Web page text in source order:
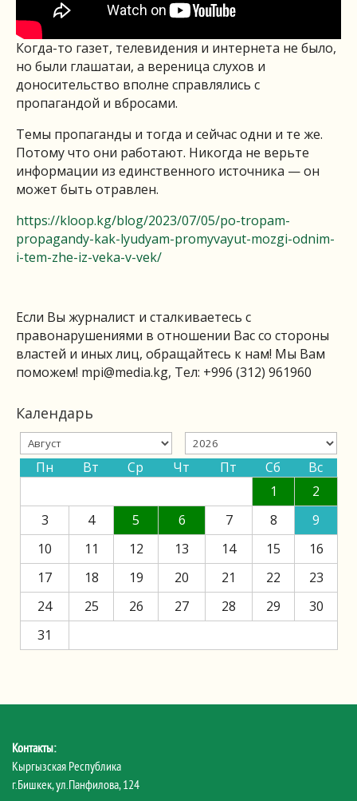
Когда-то газет, телевидения и интернета не было,
но были глашатаи, а вереница слухов и
доносительство вполне справлялись с
пропагандой и вбросами.
Темы пропаганды и тогда и сейчас одни и те же.
Потому что они работают. Никогда не верьте
информации из единственного источника — он
может быть отравлен.
https://kloop.kg/blog/2023/07/05/po-tropam-
propagandy-kak-lyudyam-promyvayut-mozgi-odnim-
i-tem-zhe-iz-veka-v-vek/
Если Вы журналист и сталкиваетесь с
правонарушениями в отношении Вас со стороны
властей и иных лиц, обращайтесь к нам! Мы Вам
поможем! mpi@media.kg, Тел: +996 (312) 961960
Календарь
Пн Вт Ср Чт Пт Сб
Вс
1
2
3
4 5 6 7 8
9
10
11 12 13 14 15
16
17
18 19 20 21 22
23
24
25 26 27 28 29
30
31
Контакты:
Кыргызская Республика
г.Бишкек, ул.Панфилова, 124